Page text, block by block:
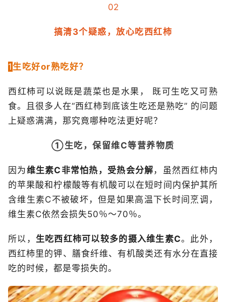
02
搞清3个疑惑，放心吃西红柿
1 生吃好or熟吃好？
西红柿可以说既是蔬菜也是水果， 既可生吃又可熟
食。且很多人在“西红柿到底该生吃还是熟吃” 的问题
上疑惑满满，那究竟哪种吃法更好呢？
①生吃，保留维C等营养物质
因为维生素C非常怕热，受热会分解 ，虽然西红柿内
的苹果酸和柠檬酸等有机酸可以在短时间内保护其所
含维生素C不被破坏，但是如果高温下长时间烹调，
维生素C依然会损失50％～70％。
所以， 生吃西红柿可以较多的摄入维生素C。此外，
西红柿里的钾、膳食纤维、有机酸类还有水分在直接
吃的时候，都是零损失的。